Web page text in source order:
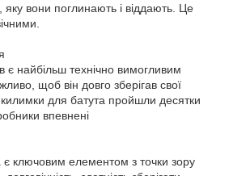
вони поглинають і віддають. Це
є найбільш технічно вимогливим
щоб він довго зберігав свої
килимки для батута пройшли десятки
впевнені
є ключовим елементом з точки зору